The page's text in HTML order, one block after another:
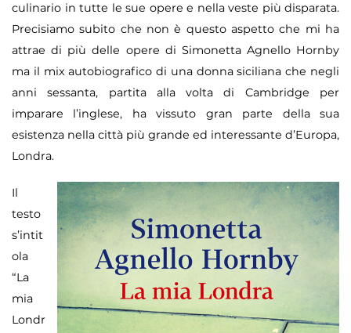
culinario in tutte le sue opere e nella veste più disparata.
Precisiamo subito che nonè questo aspetto che mi ha
attrae di piùdelle opere di Simonetta Agnello Hornby
ma il mix autobiografico di una donna siciliana che negli
anni sessanta, partita alla volta di Cambridge per
imparare l’inglese, ha vissuto gran parte della sua
esistenza nella città più grande ed interessante d’Europa,
Londra.
Il
testo
s’intit
ola
“La
mia
Londr